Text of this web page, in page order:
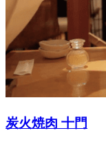
炭火焼肉 十門